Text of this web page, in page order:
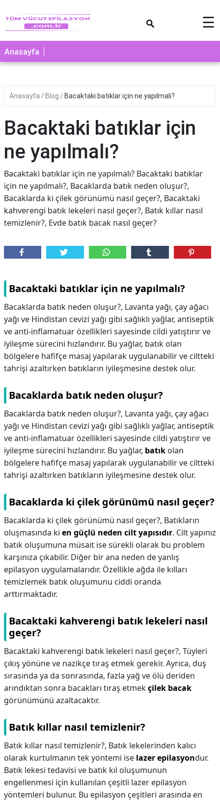
☰
Anasayfa
Anasayfa Blog Bacaktaki batıklar için ne yapılmalı?
Bacaktaki batıklar için
ne yapılmalı?
Bacaktaki batıklar için ne yapılmalı? Bacaktaki batıklar
için ne yapılmalı?, Bacaklarda batık neden oluşur?,
Bacaklarda ki çilek görünümü nasıl geçer?, Bacaktaki
kahverengi batık lekeleri nasıl geçer?, Batık kıllar nasıl
temizlenir?, Evde batık bacak nasıl geçer?
Bacaktaki batıklar için ne yapılmalı?
Bacaklarda batık neden oluşur?, Lavanta yağı, çay ağacı
yağı ve Hindistan cevizi yağı gibi sağlıklı yağlar, antiseptik
ve anti-inflamatuar özellikleri sayesinde cildi yatıştırır ve
iyileşme sürecini hızlandırır. Bu yağlar, batık olan
bölgelere hafifçe masaj yapılarak uygulanabilir ve ciltteki
tahrişi azaltırken batıkların iyileşmesine destek olur.
Bacaklarda batık neden oluşur?
Bacaklarda batık neden oluşur?, Lavanta yağı, çay ağacı
yağı ve Hindistan cevizi yağı gibi sağlıklı yağlar, antiseptik
ve anti-inflamatuar özellikleri sayesinde cildi yatıştırır ve
iyileşme sürecini hızlandırır. Bu yağlar, batık olan
bölgelere hafifçe masaj yapılarak uygulanabilir ve ciltteki
tahrişi azaltırken batıkların iyileşmesine destek olur.
Bacaklarda ki çilek görünümü nasıl geçer?
Bacaklarda ki çilek görünümü nasıl geçer?, Batıkların
oluşmasında ki en güçlü neden cilt yapısıdır. Cilt yapınız
batık oluşumuna müsait ise sürekli olarak bu problem
karşınıza çıkabilir. Diğer bir ana neden de yanlış
epilasyon uygulamalarıdır. Özellikle ağda ile kılları
temizlemek batık oluşumunu ciddi oranda
arttırmaktadır.
Bacaktaki kahverengi batık lekeleri nasıl
geçer?
Bacaktaki kahverengi batık lekeleri nasıl geçer?, Tüyleri
çıkış yönüne ve nazikçe tıraş etmek gerekir. Ayrıca, duş
sırasında ya da sonrasında, fazla yağ ve ölü deriden
arındıktan sonra bacakları tıraş etmekçilek bacak
görünümünü azaltacaktır.
Batık kıllar nasıl temizlenir?
Batık kıllar nasıl temizlenir?, Batık lekelerinden kalıcı
olarak kurtulmanın tek yöntemi ise lazer epilasyondur.
Batık lekesi tedavisi ve batık kıl oluşumunun
engellenmesi için kullanılan çeşitli lazer epilasyon
yöntemleri bulunur. Bu epilasyon çeşitleri arasında en